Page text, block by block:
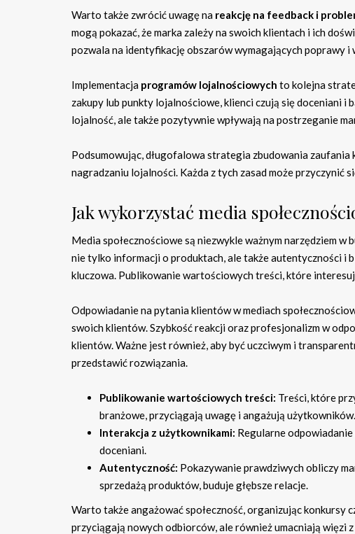
Warto także zwrócić uwagę na reakcję na feedback i
mogą pokazać, że marka zależy na swoich klientach i ich
pozwala na identyfikację obszarów wymagających poprawy i
Implementacja programów lojalnościowych to kolejna
zakupy lub punkty lojalnościowe, klienci czują się doceniani
lojalność, ale także pozytywnie wpływają na postrzeganie
Podsumowując, długofalowa strategia zbudowania
nagradzaniu lojalności. Każda z tych zasad może przyczynić
Jak wykorzystać media
Media społecznościowe są niezwykle ważnym narzędziem w
nie tylko informacji o produktach, ale także autentyczności i
kluczowa. Publikowanie wartościowych treści, które
Odpowiadanie na pytania klientów w mediach
swoich klientów. Szybkość reakcji oraz profesjonalizm w
klientów. Ważne jest również, aby być uczciwym i
przedstawić rozwiązania.
Publikowanie wartościowych treści: Treści, które
branżowe, przyciągają uwagę i angażują użytkowników.
Interakcja z użytkownikami: Regularne
doceniani.
Autentyczność: Pokazywanie prawdziwych obliczy
sprzedażą produktów, buduje głębsze relacje.
Warto także angażować społeczność, organizując
przyciągają nowych odbiorców, ale również umacniają więzi